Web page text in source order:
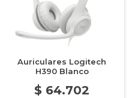
Auriculares Logitech
H390 Blanco
$ 64.702